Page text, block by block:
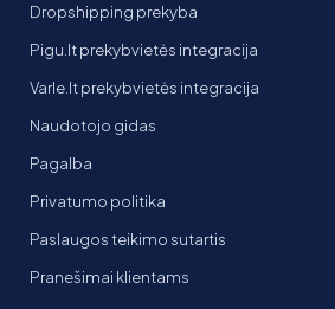
Dropshipping prekyba
Pigu.lt prekybvietės integracija
Varle.lt prekybvietės integracija
Naudotojo gidas
Pagalba
Privatumo politika
Paslaugos teikimo sutartis
Pranešimai klientams